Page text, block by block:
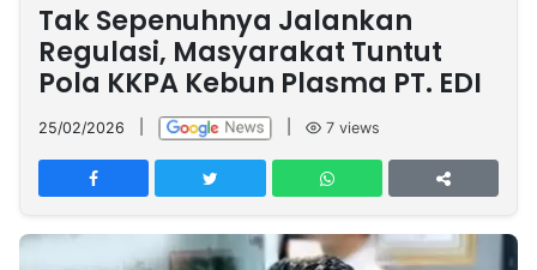
Nasional
International
Olahraga
Entertainment
Daerah
Pariwisata
Kuliner
Kolom
Network
PT
TREETAN
INDONESIA
Tak Sepenuhnya Jalankan
Regulasi, Masyarakat Tuntut
Pola KKPA Kebun Plasma PT. EDI
25/02/2026 7 views